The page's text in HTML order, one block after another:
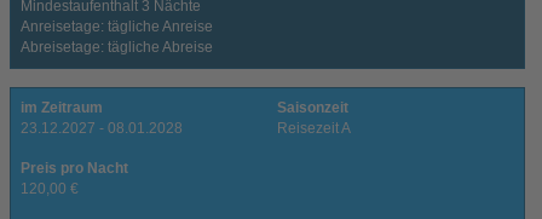
Mindestaufenthalt 3 Nächte
Anreisetage: tägliche Anreise
Abreisetage: tägliche Abreise
im Zeitraum
23.12.2027 - 08.01.2028
Saisonzeit
Reisezeit A
Preis pro Nacht
120,00 €